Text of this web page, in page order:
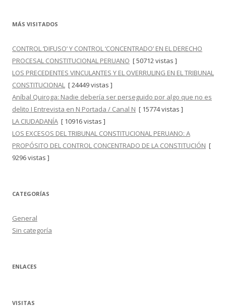
MÁS VISITADOS
CONTROL ‘DIFUSO’ Y CONTROL ‘CONCENTRADO’ EN EL DERECHO
PROCESAL CONSTITUCIONAL PERUANO [ 50712 vistas ]
LOS PRECEDENTES VINCULANTES Y EL OVERRULING EN EL TRIBUNAL
CONSTITUCIONAL [ 24449 vistas ]
Aníbal Quiroga: Nadie debería ser perseguido por algo que no es
delito I Entrevista en N Portada / Canal N [ 15774 vistas ]
LA CIUDADANÍA [ 10916 vistas ]
LOS EXCESOS DEL TRIBUNAL CONSTITUCIONAL PERUANO: A
PROPÓSITO DEL CONTROL CONCENTRADO DE LA CONSTITUCIÓN [
9296 vistas ]
CATEGORÍAS
General
Sin categoría
ENLACES
VISITAS